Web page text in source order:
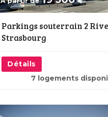
Parkings souterrain 2
Strasbourg
Détails
7 logements